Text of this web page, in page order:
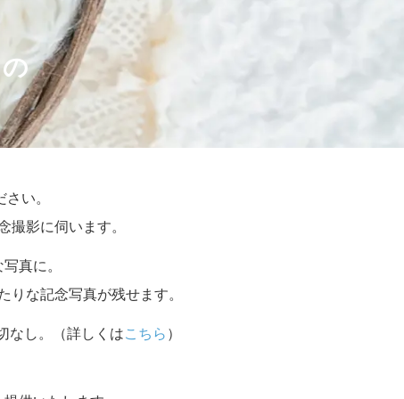
い。
影に伺います。
真に。
な記念写真が残せます。
なし。（詳しくはこちら ）